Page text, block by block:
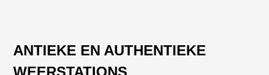
ANTIEKE EN AUTHENTIEKE
WEERSTATIONS